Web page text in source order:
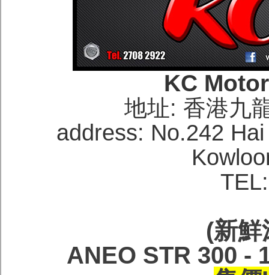
KC
地址: 香港九
address: No.242
(新鮮
ANEO STR 300 -